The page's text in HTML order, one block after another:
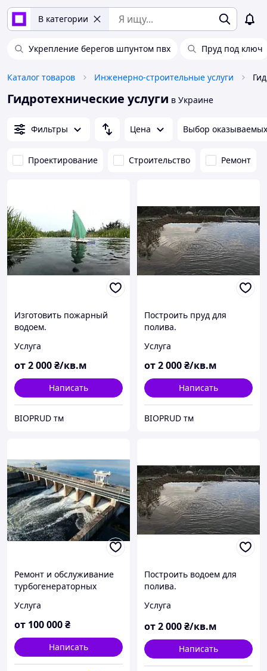
В категории
Укрепление берегов шпунтом пвх Пруд под ключ
Каталог товаров Инженерно-строительные услуги
Гидротехнические услуги в Украине
Фильтры Цена Выбор оказываемых
Проектирование Строительство Ремонт
Изготовить пожарный
водоем.
Услуга
от2 000₴/кв.м
Написать
BIOPRUD тм
Построить пруд для
полива.
Услуга
от2 000₴/кв.м
Написать
BIOPRUD тм
Ремонт и обслуживание
турбогенераторных
,гидроагрегатов.
Услуга
от 100 000₴
Написать
Построить водоем для
полива.
Услуга
от2 000₴/кв.м
Написать